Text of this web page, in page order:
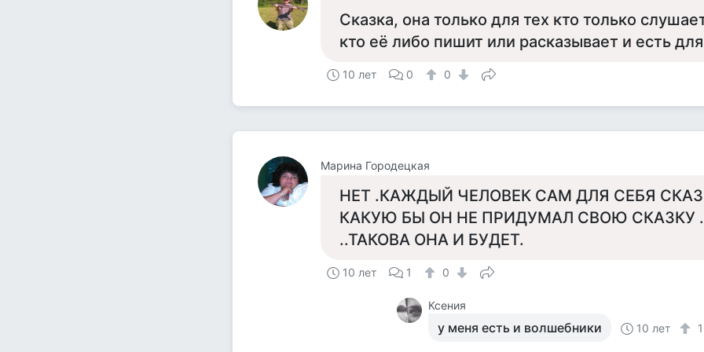
Сказка, она только для тех кто только
кто её либо пишит или расказывает и есть
10 лет 0 0
Марина Городецкая
НЕТ .КАЖДЫЙ ЧЕЛОВЕК САМ ДЛЯ СЕБЯ
КАКУЮ БЫ ОН НЕ ПРИДУМАЛ СВОЮ СКАЗКУ
..ТАКОВА ОНА И БУДЕТ.
10 лет 1 0
Ксения
у меня есть и волшебники 10 лет